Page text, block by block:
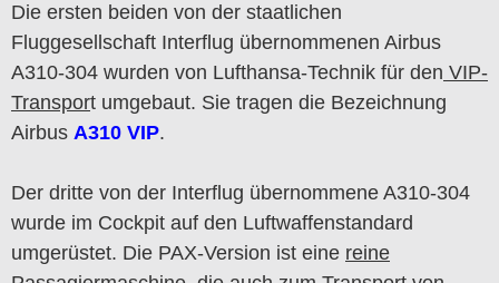
Die ersten beiden von der staatlichen
Fluggesellschaft Interflug übernommenen Airbus
A310-304 wurden von Lufthansa-Technik für den VIP-
Transport umgebaut. Sie tragen die Bezeichnung
Airbus A310 VIP.
Der dritte von der Interflug übernommene A310-304
wurde im Cockpit auf den Luftwaffenstandard
umgerüstet. Die PAX-Version ist eine reine